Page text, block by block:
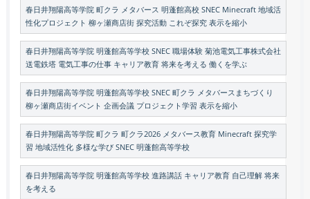
春日井翔陽高等学院 町クラ メタバース 明蓬館高校 SNEC Minecraft 地域活
性化プロジェクト 柳ヶ瀬商店街 探究活動 これぞ探究 表示を縮小
春日井翔陽高等学院 明蓬館高等学校 SNEC 職場体験 菊池電気工事株式会社
送電鉄塔 電気工事の仕事 キャリア教育 将来を考える 働くを学ぶ
春日井翔陽高等学院 明蓬館高等学校 SNEC 町クラ メタバースまちづくり
柳ヶ瀬商店街イベント 企画会議 プロジェクト学習 表示を縮小
春日井翔陽高等学院 町クラ 町クラ2026 メタバース教育 Minecraft 探究学
習 地域活性化 多様な学び SNEC 明蓬館高等学校
春日井翔陽高等学院 明蓬館高等学校 進路講話 キャリア教育 自己理解 将来
を考える